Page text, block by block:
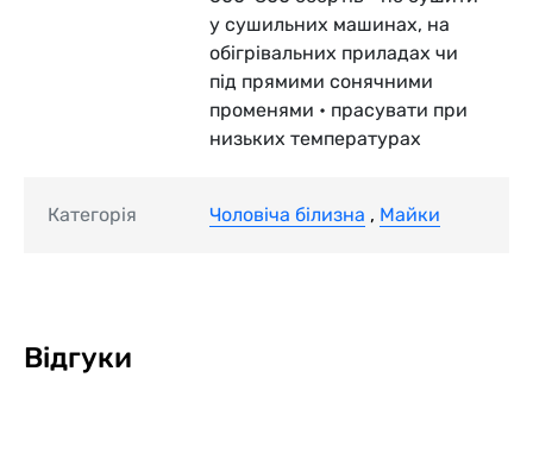
у сушильних машинах, на
обігрівальних приладах чи
під прямими сонячними
променями • прасувати при
низьких температурах
Категорія Чоловіча білизна , Майки
Відгуки